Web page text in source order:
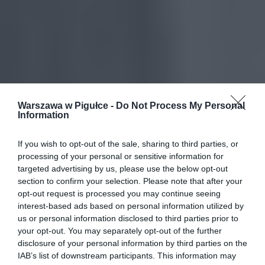
Warszawa w Pigułce - Do Not Process My Personal
Information
If you wish to opt-out of the sale, sharing to third parties, or
processing of your personal or sensitive information for
targeted advertising by us, please use the below opt-out
section to confirm your selection. Please note that after your
opt-out request is processed you may continue seeing
interest-based ads based on personal information utilized by
us or personal information disclosed to third parties prior to
your opt-out. You may separately opt-out of the further
disclosure of your personal information by third parties on the
IAB’s list of downstream participants. This information may